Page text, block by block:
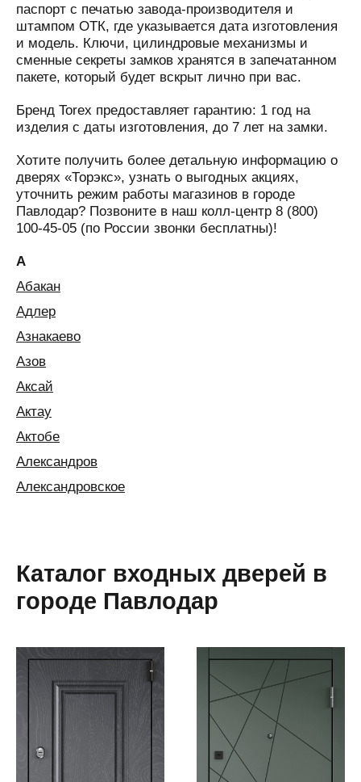
паспорт с печатью завода-производителя и
штампом ОТК, где указывается дата изготовления
и модель. Ключи, цилиндровые механизмы и
сменные секреты замков хранятся в запечатанном
пакете, который будет вскрыт лично при вас.
Бренд Torex предоставляет гарантию: 1 год на
изделия с даты изготовления, до 7 лет на замки.
Хотите получить более детальную информацию о
дверях «Торэкс», узнать о выгодных акциях,
уточнить режим работы магазинов в городе
Павлодар? Позвоните в наш колл-центр 8 (800)
100-45-05 (по России звонки бесплатны)!
А
Абакан
Адлер
Азнакаево
Азов
Аксай
Актау
Актобе
Александров
Александровское
Алушта
Альметьевск
Анапа
Анжеро-
Судженск
Аргаяш
Каталог входных дверей в
городе Павлодар